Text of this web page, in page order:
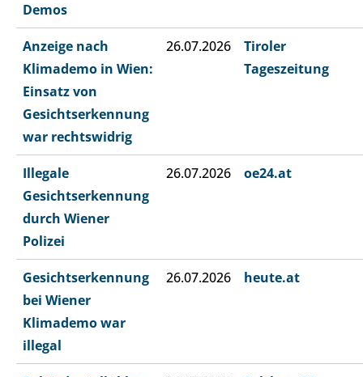
Demos
Anzeige nach
Klimademo in Wien:
Einsatz von
Gesichtserkennung
war rechtswidrig
26.07.2026
Tiroler
Tageszeitung
Illegale
Gesichtserkennung
durch Wiener
Polizei
26.07.2026 oe24.at
Gesichtserkennung
bei Wiener
Klimademo war
illegal
26.07.2026 heute.at